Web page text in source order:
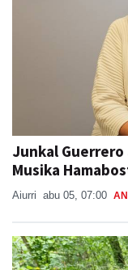
Junkal
Musika
Aiurri abu 05, 07:00